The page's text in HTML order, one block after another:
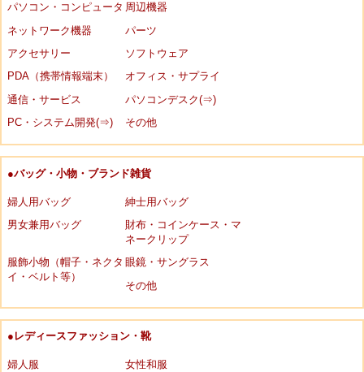
パソコン・コンピュータ 周辺機器
ネットワーク機器
パーツ
アクセサリー
ソフトウェア
PDA（携帯情報端末）
オフィス・サプライ
通信・サービス
パソコンデスク(⇒)
PC・システム開発(⇒)
その他
●バッグ・小物・ブランド雑貨
婦人用バッグ
紳士用バッグ
男女兼用バッグ
財布・コインケース・マ
ネークリップ
服飾小物（帽子・ネクタ
イ・ベルト等）
眼鏡・サングラス
その他
●レディースファッション・靴
婦人服
女性和服